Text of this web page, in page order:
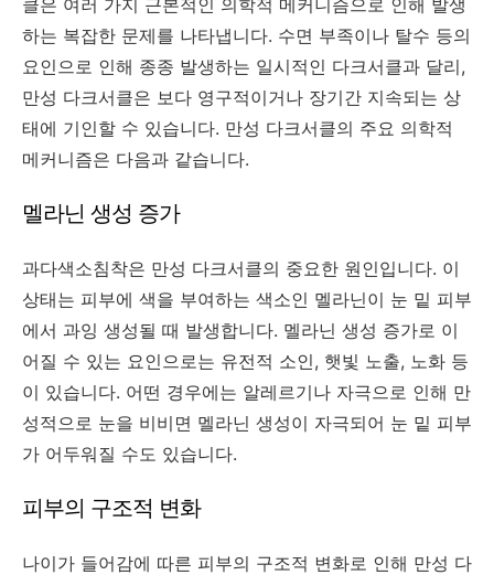
하는 복잡한 문제를 나타냅니다. 수면 부족이나 탈수 등의
요인으로 인해 종종 발생하는 일시적인 다크서클과 달리,
만성 다크서클은 보다 영구적이거나 장기간 지속되는 상
태에 기인할 수 있습니다. 만성 다크서클의 주요 의학적
메커니즘은 다음과 같습니다.
멜라닌 생성 증가
과다색소침착은 만성 다크서클의 중요한 원인입니다. 이
상태는 피부에 색을 부여하는 색소인 멜라닌이 눈 밑 피부
에서 과잉 생성될 때 발생합니다. 멜라닌 생성 증가로 이
어질 수 있는 요인으로는 유전적 소인, 햇빛 노출, 노화 등
이 있습니다. 어떤 경우에는 알레르기나 자극으로 인해 만
성적으로 눈을 비비면 멜라닌 생성이 자극되어 눈 밑 피부
가 어두워질 수도 있습니다.
피부의 구조적 변화
나이가 들어감에 따른 피부의 구조적 변화로 인해 만성 다